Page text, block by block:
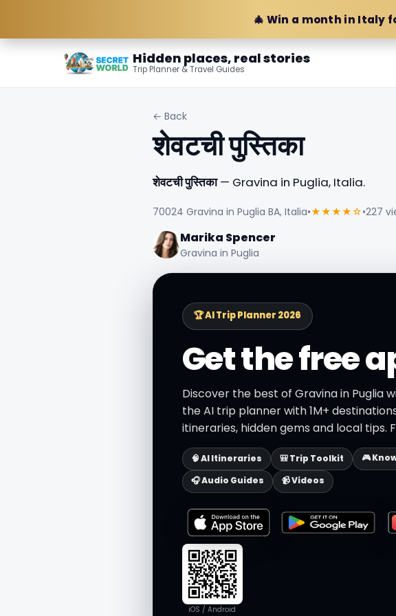
🎄 Win a month in Italy
Hidden places, real stories
Trip Planner & Travel Guides
← Back
शेवटची पुस्तिका
शेवटची पुस्तिका— Gravina in Puglia, Italia.
70024 Gravina in Puglia BA, Italia•★★★★☆•227
Marika Spencer
Gravina in Puglia
🏆 AI Trip Planner 2026
Get the free
Discover the best of Gravina in Puglia
the AI trip planner with 1M+
itineraries, hidden gems and local tips.
🧠 AI Itineraries 🎒 Trip Toolkit
🎮
🎧 Audio Guides
📹 Videos
iOS / Android